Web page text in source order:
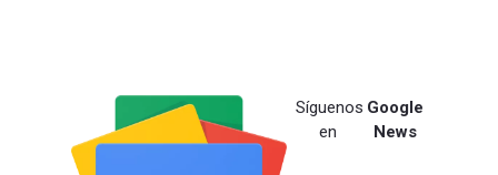
Síguenos
en
Google
News